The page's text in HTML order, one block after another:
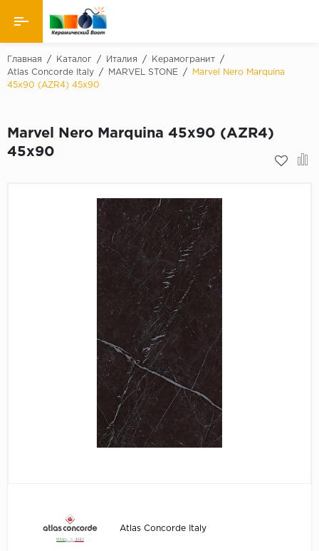
Назад
Производители
Керамогранит
Искусственный камень
Главная / Каталог / Италия / Керамогранит
/
Atlas Concorde Italy
/ MARVEL STONE /
Marvel Nero Marquina
45x90 (AZR4) 45x90
Marvel Nero Marquina 45x90 (AZR4)
45x90
Atlas Concorde Italy